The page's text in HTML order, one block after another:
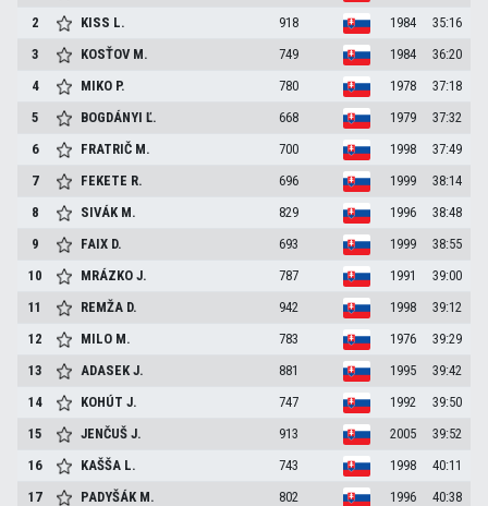
2
KISS L. 918 1984
35:16
3
KOSŤOV M. 749 1984
36:20
4
MIKO P. 780 1978
37:18
5
BOGDÁNYIĽ. 668 1979
37:32
6
FRATRIČ M. 700 1998
37:49
7
FEKETE R. 696 1999
38:14
8
SIVÁK M. 829 1996
38:48
9
FAIX D. 693 1999
38:55
10
MRÁZKOJ. 787 1991
39:00
11
REMŽA D. 942 1998
39:12
12
MILO M. 783 1976
39:29
13
ADASEKJ. 881 1995
39:42
14
KOHÚTJ. 747 1992
39:50
15
JENČUŠJ. 913 2005
39:52
16
KAŠŠA L. 743 1998
40:11
17
PADYŠÁK M. 802 1996
40:38